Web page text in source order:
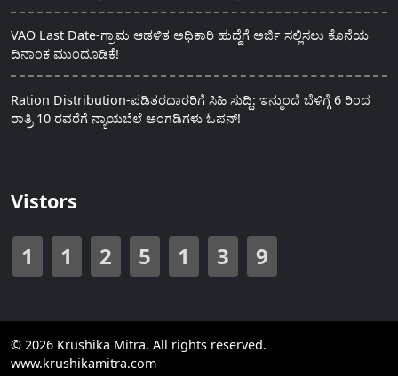
VAO Last Date-ಗ್ರಾಮ ಆಡಳಿತ ಅಧಿಕಾರಿ ಹುದ್ದೆಗೆ ಅರ್ಜಿ ಸಲ್ಲಿಸಲು ಕೊನೆಯ
ದಿನಾಂಕ ಮುಂದೂಡಿಕೆ!
Ration Distribution-ಪಡಿತರದಾರರಿಗೆ ಸಿಹಿ ಸುದ್ದಿ: ಇನ್ಮುಂದೆ ಬೆಳಿಗ್ಗೆ 6 ರಿಂದ
ರಾತ್ರಿ 10 ರವರೆಗೆ ನ್ಯಾಯಬೆಲೆ ಅಂಗಡಿಗಳು ಓಪನ್!
Vistors
1 1 2 5 1 3 9
© 2026 Krushika Mitra. All rights reserved.
www.krushikamitra.com